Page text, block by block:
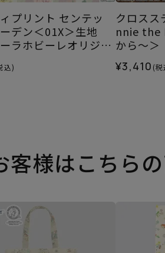
プリント センテッ
デン＜01X＞生地
ーラホビーレオリジナ
込)
クロスス
nnie the
から～＞
¥3,410 (税
客様はこちら